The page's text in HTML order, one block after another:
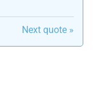
Next quote »